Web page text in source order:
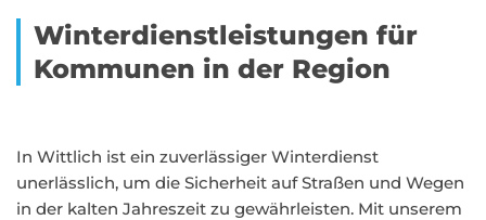
Winterdienstleistungen für
Kommunen in der Region
In Wittlich ist ein zuverlässiger Winterdienst
unerlässlich, um die Sicherheit auf Straßen und Wegen
in der kalten Jahreszeit zu gewährleisten. Mit unserem